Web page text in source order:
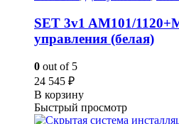
SET 3v1 AM101/
управления (белая)
0 out of 5
24 545 ₽
В корзину
Быстрый просмотр